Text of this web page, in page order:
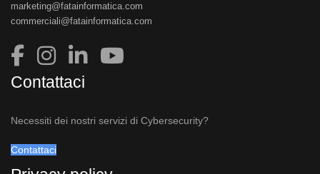
marketing@fatainformatica.com
commerciali@fatainformatica.com
Contattaci
Necessiti dei nostri servizi di Cybersecurity?
Contattaci